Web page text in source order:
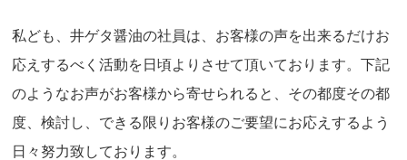
私ども、井ゲタ醤油の社員は、お客様の声を出来るだけお
応えするべく活動を日頃よりさせて頂いております。下記
のようなお声がお客様から寄せられると、その都度その都
度、検討し、できる限りお客様のご要望にお応えするよう
日々努力致しております。